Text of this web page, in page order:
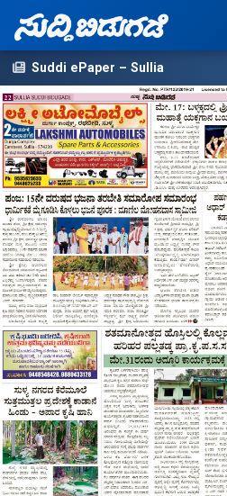
Suddi ePaper – Sullia